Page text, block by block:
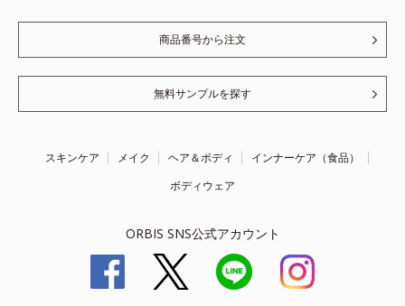
商品番号から注文
無料サンプルを探す
スキンケア メイク ヘア＆ボディ
インナーケア（食品）
ボディウェア
ORBIS SNS公式アカウント